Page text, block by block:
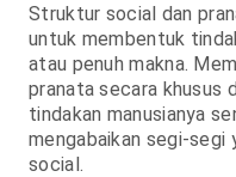
Struktur social dan
untuk membentuk
atau penuh makna.
pranata secara khusus
tindakan manusianya
mengabaikan segi-segi
social.